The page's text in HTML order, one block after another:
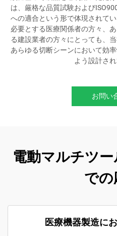
は、厳格な品質試験および
への適合という形で体現されて
必要とする医療関係者の方々、
る建設業者の方々にとっても、
あらゆる切断シーンにおいて効
よう設計され
お問い
電動マルチツ
での
医療機器製造に